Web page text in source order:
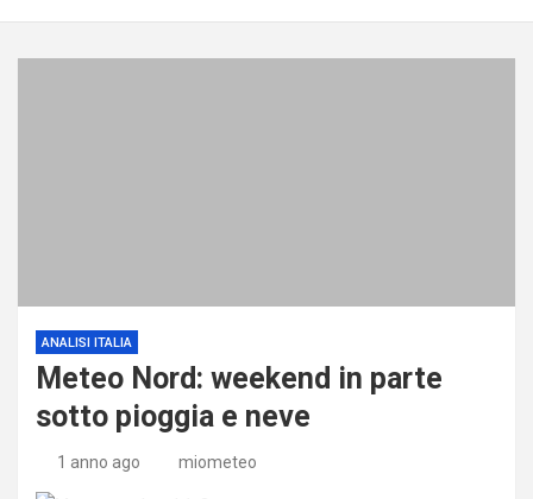
ANALISI ITALIA
Meteo Nord: weekend in parte
sotto pioggia e neve
1 anno ago miometeo